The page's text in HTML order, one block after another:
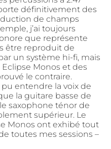
définitivement des
de champs
j’ai toujours
que représente
être reproduit de
un système hi-fi, mais
Monos et des
le contraire.
pu entendre la voix de
la guitare basse de
saxophone ténor de
supérieur. Le
Monos ont exhibé tout
toutes mes sessions –